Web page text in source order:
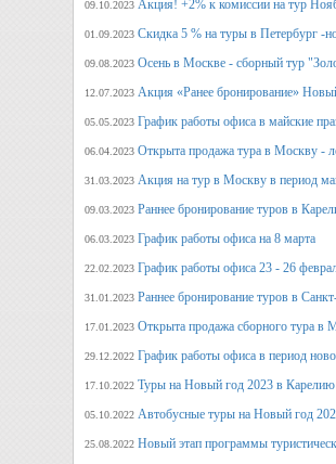
09.10.2023 Акция! +2% к комиссии на тур
01.09.2023 Скидка 5 % на туры в Петербург -
09.08.2023 Осень в Москве - сборный тур
12.07.2023 Акция «Ранее бронирование»
05.05.2023 График работы офиса в майские
06.04.2023 Открыта продажа тура в Москву -
31.03.2023 Акция на тур в Москву в период
09.03.2023 Раннее бронирование туров в
06.03.2023 График работы офиса на 8 марта
22.02.2023 График работы офиса 23 - 26
31.01.2023 Раннее бронирование туров в
17.01.2023 Открыта продажа сборного тура в
29.12.2022 График работы офиса в период
17.10.2022 Туры на Новый год 2023 в Карелию
05.10.2022 Автобусные туры на Новый год
25.08.2022 Новый этап программы